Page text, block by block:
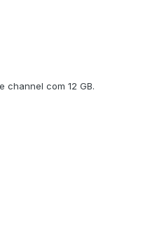
channel com 12 GB.